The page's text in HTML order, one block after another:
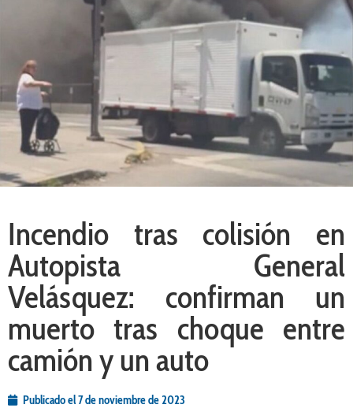
Incendio tras colisión en
Autopista General
Velásquez: confirman un
muerto tras choque entre
camión y un auto
Publicado el7 de noviembre de 2023